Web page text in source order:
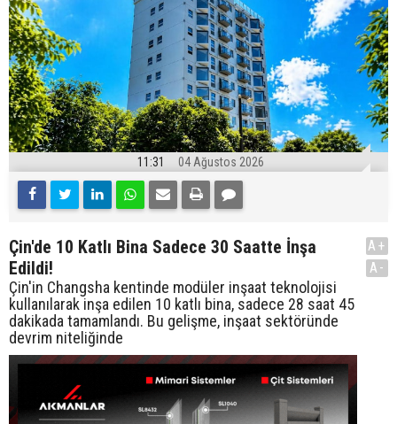
11:31 04 Ağustos 2026
Çin'de 10 Katlı Bina Sadece 30 Saatte İnşa
Edildi!
Çin'in Changsha kentinde modüler inşaat teknolojisi
kullanılarak inşa edilen 10 katlı bina, sadece 28 saat 45
dakikada tamamlandı. Bu gelişme, inşaat sektöründe
devrim niteliğinde
A+
A-